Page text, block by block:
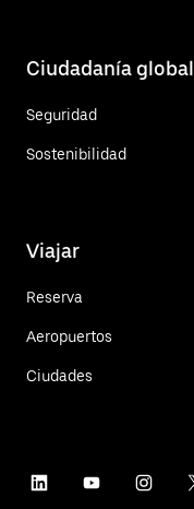
Ciudadanía global
Seguridad
Sostenibilidad
Viajar
Reserva
Aeropuertos
Ciudades